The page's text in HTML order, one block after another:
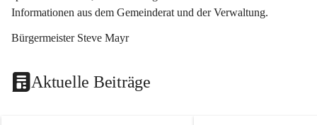
Informationen aus dem Gemeinderat und der Verwaltung.
Bürgermeister Steve Mayr
Aktuelle Beiträge